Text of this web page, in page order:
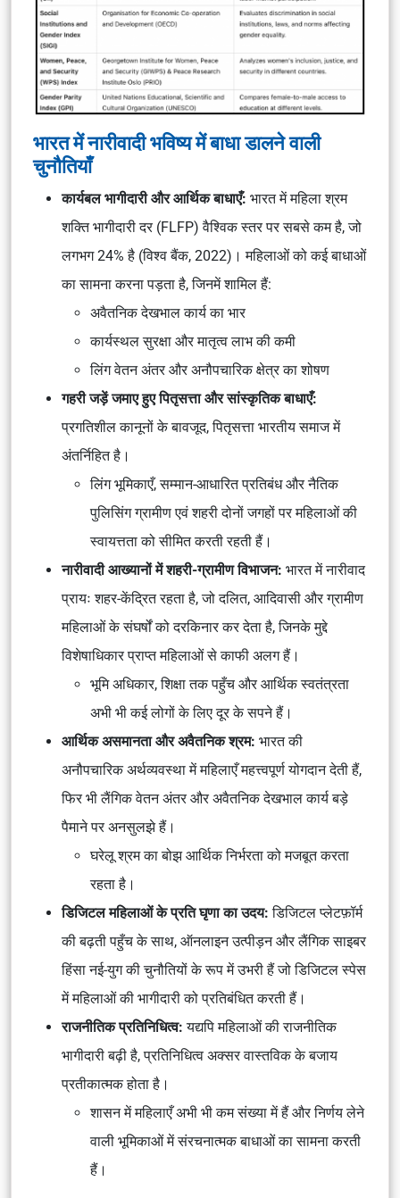
भारत में नारीवादी भविष्य में बाधा डालने वाली
चुनौतियाँ
कार्यबल भागीदारी और आर्थिक बाधाएँ: भारत में महिला श्रम
शक्ति भागीदारी दर (FLFP) वैश्विक स्तर पर सबसे कम है, जो
लगभग 24% है (विश्व बैंक, 2022)। महिलाओं को कई बाधाओं
का सामना करना पड़ता है, जिनमें शामिल हैं:
अवैतनिक देखभाल कार्य का भार
कार्यस्थल सुरक्षा और मातृत्व लाभ की कमी
लिंग वेतन अंतर और अनौपचारिक क्षेत्र का शोषण
गहरी जड़ें जमाए हुए पितृसत्ता और सांस्कृतिक बाधाएँ:
प्रगतिशील कानूनों के बावजूद, पितृसत्ता भारतीय समाज में
अंतर्निहित है।
लिंग भूमिकाएँ, सम्मान-आधारित प्रतिबंध और नैतिक
पुलिसिंग ग्रामीण एवं शहरी दोनों जगहों पर महिलाओं की
स्वायत्तता को सीमित करती रहती हैं।
नारीवादी आख्यानों में शहरी-ग्रामीण विभाजन: भारत में नारीवाद
प्रायः शहर-केंद्रित रहता है, जो दलित, आदिवासी और ग्रामीण
महिलाओं के संघर्षों को दरकिनार कर देता है, जिनके मुद्दे
विशेषाधिकार प्राप्त महिलाओं से काफी अलग हैं।
भूमि अधिकार, शिक्षा तक पहुँच और आर्थिक स्वतंत्रता
अभी भी कई लोगों के लिए दूर के सपने हैं।
आर्थिक असमानता और अवैतनिक श्रम: भारत की
अनौपचारिक अर्थव्यवस्था में महिलाएँ महत्त्वपूर्ण योगदान देती हैं,
फिर भी लैंगिक वेतन अंतर और अवैतनिक देखभाल कार्य बड़े
पैमाने पर अनसुलझे हैं।
घरेलू श्रम का बोझ आर्थिक निर्भरता को मजबूत करता
रहता है।
डिजिटल महिलाओं के प्रति घृणा का उदय:डिजिटल प्लेटफ़ॉर्म
की बढ़ती पहुँच के साथ, ऑनलाइन उत्पीड़न और लैंगिक साइबर
हिंसा नई-युग की चुनौतियों के रूप में उभरी हैं जो डिजिटल स्पेस
में महिलाओं की भागीदारी को प्रतिबंधित करती हैं।
राजनीतिक प्रतिनिधित्व:यद्यपि महिलाओं की राजनीतिक
भागीदारी बढ़ी है, प्रतिनिधित्व अक्सर वास्तविक के बजाय
प्रतीकात्मक होता है।
शासन में महिलाएँ अभी भी कम संख्या में हैं और निर्णय लेने
वाली भूमिकाओं में संरचनात्मक बाधाओं का सामना करती
हैं।